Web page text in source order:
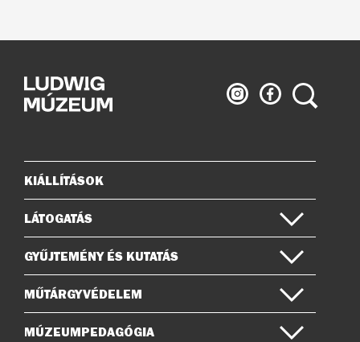
Ludwig
Múzeum
Ludwig
Múzeum
Keresés
Oldaltérkép
KIÁLLÍTÁSOK
LÁTOGATÁS
GYŰJTEMÉNY ÉS KUTATÁS
MŰTÁRGYVÉDELEM
MÚZEUMPEDAGÓGIA